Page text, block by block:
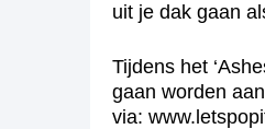
uit je dak gaan
Tijdens het
gaan worden
via: